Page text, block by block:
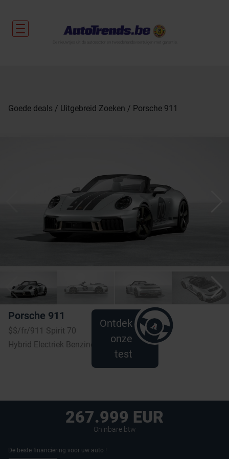
Goede deals Uitgebreid Zoeken Porsche 911
Porsche 911
$$/fr/911 Spirit 70
Ontdek
onze
test
267.999 EUR
Oninbare btw
De beste financiering voor uw auto !